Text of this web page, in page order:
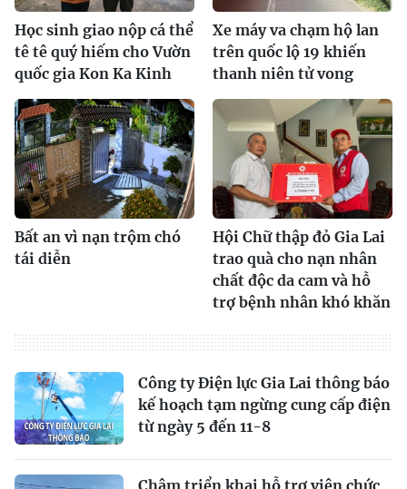
Học sinh giao nộp cá thể
tê tê quý hiếm cho Vườn
quốc gia Kon Ka Kinh
Xe máy va chạm hộ lan
trên quốc lộ 19 khiến
thanh niên tử vong
Bất an vì nạn trộm chó
tái diễn
Hội Chữ thập đỏ Gia Lai
trao quà cho nạn nhân
chất độc da cam và hỗ
trợ bệnh nhân khó khăn
Công ty Điện lực Gia Lai thông báo
kế hoạch tạm ngừng cung cấp điện
từ ngày 5 đến 11-8